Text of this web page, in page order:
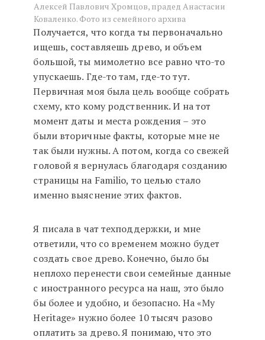
Алексей Павлович Хромцов, прадед Анастасии
Коваленко. Фото из семейного архива
Получается, что когда ты первоначально
ищешь, составляешь древо, и объем
большой, ты мимолетно все равно что-то
упускаешь. Где-то там, где-то тут.
Первичная моя была цель вообще собрать
схему, кто кому родственник. И на тот
момент даты и места рождения – это
были вторичные факты, которые мне не
так были нужны. А потом, когда со свежей
головой я вернулась благодаря созданию
страницы на Familio, то целью стало
именно выяснение этих фактов.
Я писала в чат техподдержки, и мне
ответили, что со временем можно будет
создать свое древо. Конечно, было бы
неплохо перенести свои семейные данные
с иностранного ресурса на наш, это было
бы более и удобно, и безопасно. На «My
Heritage» нужно более 10 тысяч разово
оплатить за древо. Я понимаю, что это